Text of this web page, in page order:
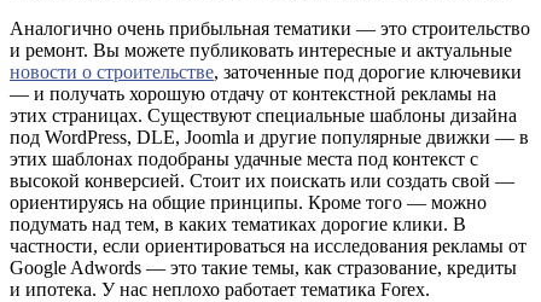
Аналогично очень прибыльная тематики — это строительство
и ремонт. Вы можете публиковать интересные и актуальные
новости о строительстве, заточенные под дорогие ключевики
— и получать хорошую отдачу от контекстной рекламы на
этих страницах. Существуют специальные шаблоны дизайна
под WordPress, DLE, Joomla и другие популярные движки — в
этих шаблонах подобраны удачные места под контекст с
высокой конверсией. Стоит их поискать или создать свой —
ориентируясь на общие принципы. Кроме того — можно
подумать над тем, в каких тематиках дорогие клики. В
частности, если ориентироваться на исследования рекламы от
Google Adwords — это такие темы, как стразование, кредиты
и ипотека. У нас неплохо работает тематика Forex.